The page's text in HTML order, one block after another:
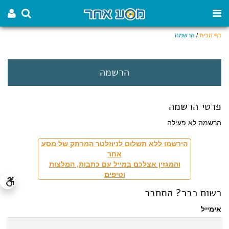
דף הבית/ הרשמה
הרשמה
פרטי הרשמה
הרשמה לא פעילה
הירשמו ללא תשלום לניוזלטר המרתק של מסע
אחר
והמגזין אצלכם במייל עם כתבות, המלצות
וטיפים
רשום כבר? התחבר
אימייל